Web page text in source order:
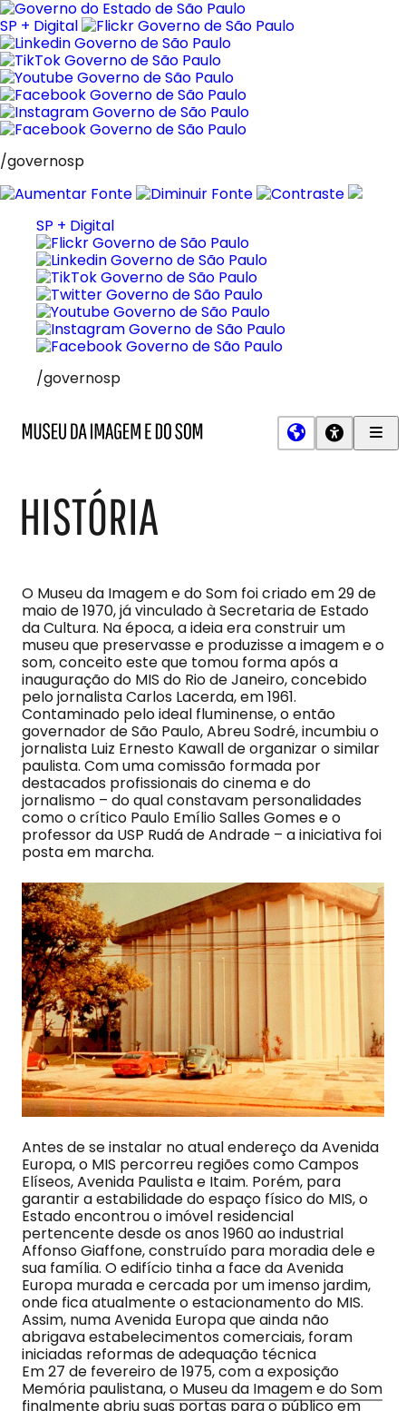
Pular
para
o
conteúdo
SP + Digital
/governosp
SP + Digital
/governosp
e
do
Som
HISTÓRIA
O Museu da Imagem e do Som foi criado em 29 de
maio de 1970, já vinculado à Secretaria de Estado
da Cultura. Na época, a ideia era construir um
museu que preservasse e produzisse a imagem e o
som, conceito este que tomou forma após a
inauguração do MIS do Rio de Janeiro, concebido
pelo jornalista Carlos Lacerda, em 1961.
Contaminado pelo ideal fluminense, o então
governador de São Paulo, Abreu Sodré, incumbiu o
jornalista Luiz Ernesto Kawall de organizar o similar
paulista. Com uma comissão formada por
destacados profissionais do cinema e do
jornalismo – do qual constavam personalidades
como o crítico Paulo Emílio Salles Gomes e o
professor da USP Rudá de Andrade – a iniciativa foi
posta em marcha.
Antes de se instalar no atual endereço da Avenida
Europa, o MIS percorreu regiões como Campos
Elíseos, Avenida Paulista e Itaim. Porém, para
garantir a estabilidade do espaço físico do MIS, o
Estado encontrou o imóvel residencial
pertencente desde os anos 1960 ao industrial
Affonso Giaffone, construído para moradia dele e
sua família. O edifício tinha a face da Avenida
Europa murada e cercada por um imenso jardim,
onde fica atualmente o estacionamento do MIS.
Assim, numa Avenida Europa que ainda não
abrigava estabelecimentos comerciais, foram
iniciadas reformas de adequação técnica
Em 27 de fevereiro de 1975, com a exposição
Memória paulistana,o Museu da Imagem e do Som
finalmente abriu suas portas para o públicoem